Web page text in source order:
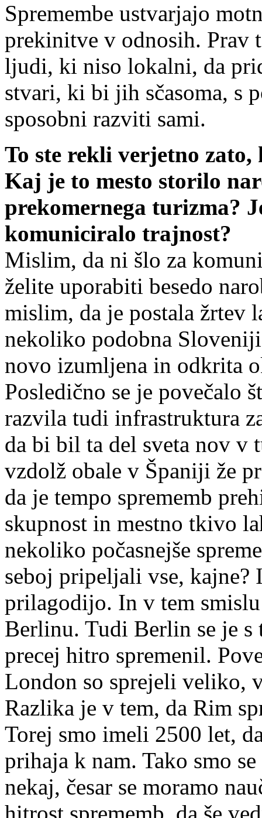
Spremembe ustvarjajo
prekinitve v odnosih. Prav
ljudi, ki niso lokalni, da
stvari, ki bi jih sčasoma, s
sposobni razviti sami.
To ste rekli verjetno zato,
Kaj je to mesto storilo
prekomernega turizma?
komuniciralo trajnost?
Mislim, da ni šlo za
želite uporabiti besedo
mislim, da je postala žrtev
nekoliko podobna
novo izumljena in odkrita
Posledično se je povečalo
razvila tudi infrastruktura
da bi bil ta del sveta nov v
vzdolž obale v Španiji že
da je tempo sprememb
skupnost in mestno tkivo
nekoliko počasnejše
seboj pripeljali vse, kajne?
prilagodijo. In v tem
Berlinu. Tudi Berlin se je
precej hitro spremenil.
London so sprejeli veliko,
Razlika je v tem, da Rim
Torej smo imeli 2500 let,
prihaja k nam. Tako smo
nekaj, česar se moramo